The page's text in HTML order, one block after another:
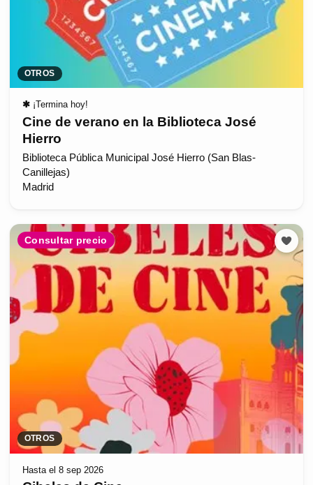
OTROS
✱ ¡Termina hoy!
Cine de verano en la Biblioteca José
Hierro
Biblioteca Pública Municipal José Hierro (San Blas-
Canillejas)
Madrid
Consultar precio
OTROS
Hasta el 8 sep 2026